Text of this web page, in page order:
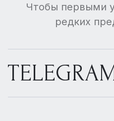
Чтобы первыми
редких